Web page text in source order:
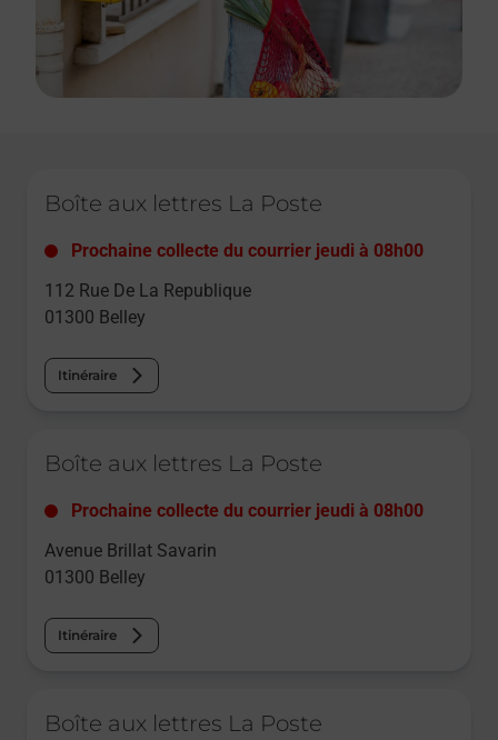
Boîte aux lettres La Poste
Prochaine collecte du courrier jeudi à 08h00
112 Rue De La Republique
01300 Belley
Itinéraire
Boîte aux lettres La Poste
Prochaine collecte du courrier jeudi à 08h00
Avenue Brillat Savarin
01300 Belley
Itinéraire
Boîte aux lettres La Poste